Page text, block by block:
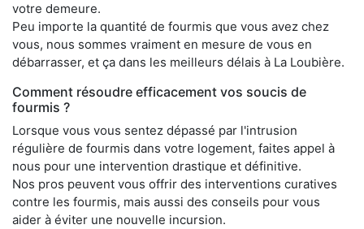
votre demeure.
Peu importe la quantité de fourmis que vous avez chez
vous, nous sommes vraiment en mesure de vous en
débarrasser, et ça dans les meilleurs délais à La Loubière.
Comment résoudre efficacement vos soucis de
fourmis ?
Lorsque vous vous sentez dépassé par l'intrusion
régulière de fourmis dans votre logement, faites appel à
nous pour une intervention drastique et définitive.
Nos pros peuvent vous offrir des interventions curatives
contre les fourmis, mais aussi des conseils pour vous
aider à éviter une nouvelle incursion.